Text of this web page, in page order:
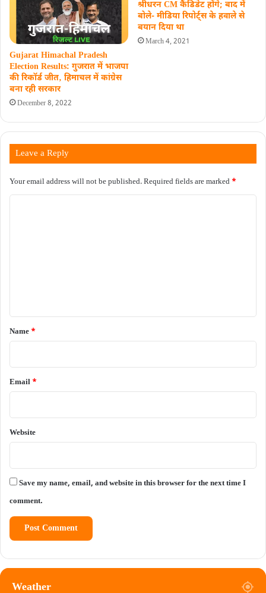
Gujarat Himachal Pradesh
Election Results: गुजरात में भाजपा
की रिकॉर्ड जीत‚ हिमाचल में कांग्रेस
बना रही सरकार
December 8, 2022
श्रीधरन CM कैंडिडेट होंगे; बाद में
बोले- मीडिया रिपोर्ट्स के हवाले से
बयान दिया था
March 4, 2021
Leave a Reply
Your email address will not be published.Required fields are marked *
*
Name *
Email *
Website
Save my name, email, and website in this browser for the next time I
comment.
Weather